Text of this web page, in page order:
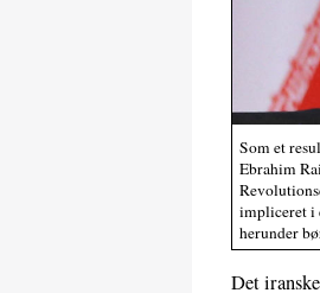
Som et
Ebrahim
impliceret i
herunder
Det